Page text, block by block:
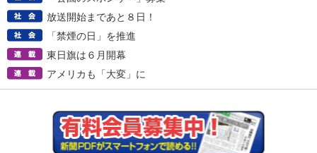
放送開始まであと８日！
「禁煙の日」を推進
東日旗は６月開幕
アメリカも「大変」に